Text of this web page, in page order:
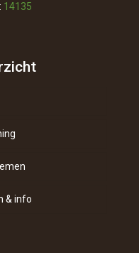
14135
& info